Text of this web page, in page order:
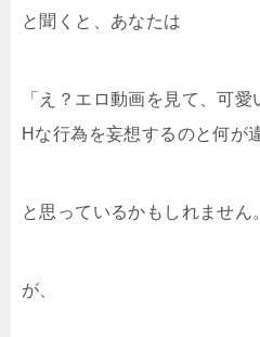
と聞くと、あなたは
「え？エロ動画を見て、可愛
Hな行為を妄想するのと何が
と思っているかもしれません
が、